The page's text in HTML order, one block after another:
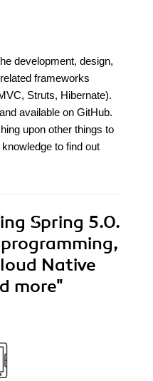
development, design,
frameworks
Struts, Hibernate).
available on GitHub.
upon other things to
to find out
Spring 5.0.
Native
more"